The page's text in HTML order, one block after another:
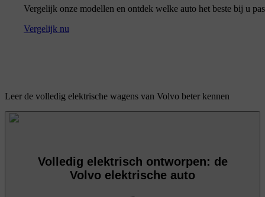
Vergelijk onze modellen en ontdek welke auto het beste bij u
Vergelijk nu
Leer de volledig elektrische wagens van Volvo beter kennen
Volledig elektrisch ontworpen: de
Volvo elektrische auto